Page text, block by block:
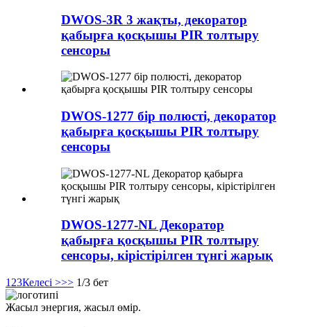
DWOS-3R 3 жақты, декоратор
қабырға қосқышы PIR толтыру
сенсоры
DWOS-1277 бір полюсті, декоратор
қабырға қосқышы PIR толтыру
сенсоры
DWOS-1277-NL Декоратор
қабырға қосқышы PIR толтыру
сенсоры, кірістірілген түнгі жарық
1 23Келесі >>> 1/3 бет
Жасыл энергия, жасыл өмір.